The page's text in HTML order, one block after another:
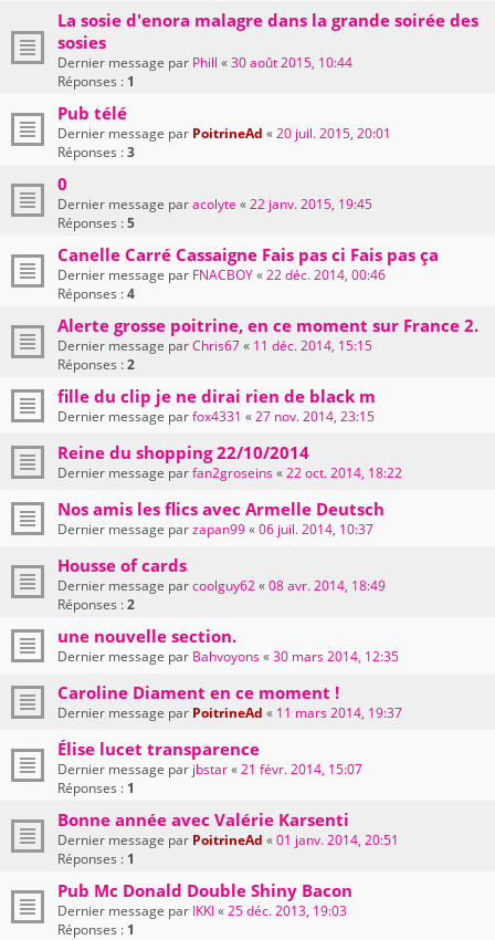
La sosie d'enora malagre dans la grande soirée des
sosies
Dernier message par Phill «30 août 2015, 10:44
Réponses : 1
Pub télé
Dernier message par PoitrineAd «20 juil. 2015, 20:01
Réponses :3
0
Dernier message paracolyte «22 janv. 2015, 19:45
Réponses :5
Canelle Carré Cassaigne Fais pas ci Fais pas ça
Dernier message par FNACBOY«22 déc. 2014, 00:46
Réponses :4
Alerte grosse poitrine, en ce moment sur France 2.
Dernier message parChris67« 11 déc. 2014, 15:15
Réponses :2
fille du clip je ne dirai rien de black m
Dernier message parfox4331 «27 nov. 2014, 23:15
Reine du shopping 22/10/2014
Dernier message parfan2groseins«22 oct. 2014, 18:22
Nos amis les flics avec Armelle Deutsch
Dernier message parzapan99«06 juil. 2014, 10:37
Housse of cards
Dernier message parcoolguy62«08 avr. 2014, 18:49
Réponses :2
une nouvelle section.
Dernier message par Bahvoyons«30 mars 2014, 12:35
Caroline Diament en ce moment !
Dernier message par PoitrineAd « 11 mars 2014, 19:37
Élise lucet transparence
Dernier message par jbstar«21 févr. 2014, 15:07
Réponses : 1
Bonne année avec Valérie Karsenti
Dernier message par PoitrineAd «01 janv. 2014, 20:51
Réponses : 1
Pub Mc Donald Double Shiny Bacon
Dernier message par IKKI«25 déc. 2013, 19:03
Réponses : 1